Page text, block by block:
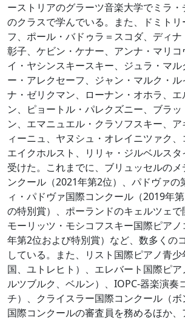
ーストリアのグラーツ音楽大学でミラ
のクラスで学んでいる。また、ドミトリ
フ、ポール・バドゥラ＝スコダ、ディ
彰子、ケビン・ケナー、アンナ・マリ
イ・ヤシンスキースキー、ジュラ・マル
ー・アレクセーフ、ジャン・マルク・
ナ・ゼリクマン、ローナン・オホラ、エ
ン、ピョートル・パレクズニー、ブラ
ン、エマニュエル・クラソフスキー、
ィーニュ、ヤヌシュ・オレイニツァク、
エイクホルスト、リリャ・ジルベルス
受けた。これまでに、ブリュッセルのメ
ンクール（2021年第2位）、パドヴァの
ィ・パドヴァ国際コンクール（2019年
の特別賞）、ポーランドのキェルツェ
モーリッツ・モシコフスキー国際ピア
年第2位および特別賞）など、数多くの
している。また、リスト国際ピアノ青
国、ユトレヒト）、エレバート国際ピ
ルツブルク、ベルン）、IOPC-器楽演奏
チ）、クライスラー国際コンクール（
国際コンクールの審査員を務めるほか